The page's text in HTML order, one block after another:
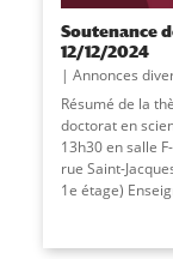
Soutenance
12/12/2024
Annonces
Résumé de la
doctorat en
13h30 en salle
rue Saint-
1e étage)